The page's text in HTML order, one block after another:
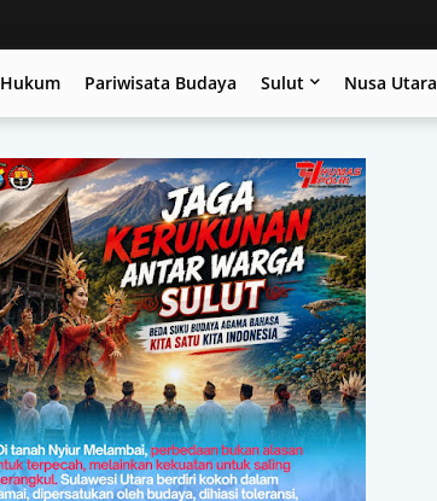
Hukum Pariwisata Budaya Sulut Nusa Utara